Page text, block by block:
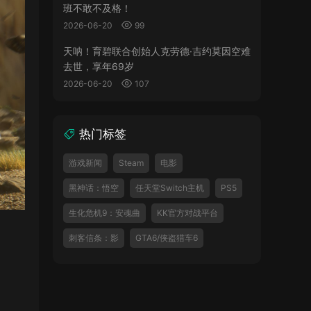
班不敢不及格！
2026-06-20 99
天呐！育碧联合创始人克劳德·吉约莫因空难
去世，享年69岁
2026-06-20 107
热门标签
游戏新闻 Steam 电影
黑神话：悟空 任天堂Switch主机 PS5
生化危机9：安魂曲 KK官方对战平台
刺客信条：影 GTA6/侠盗猎车6